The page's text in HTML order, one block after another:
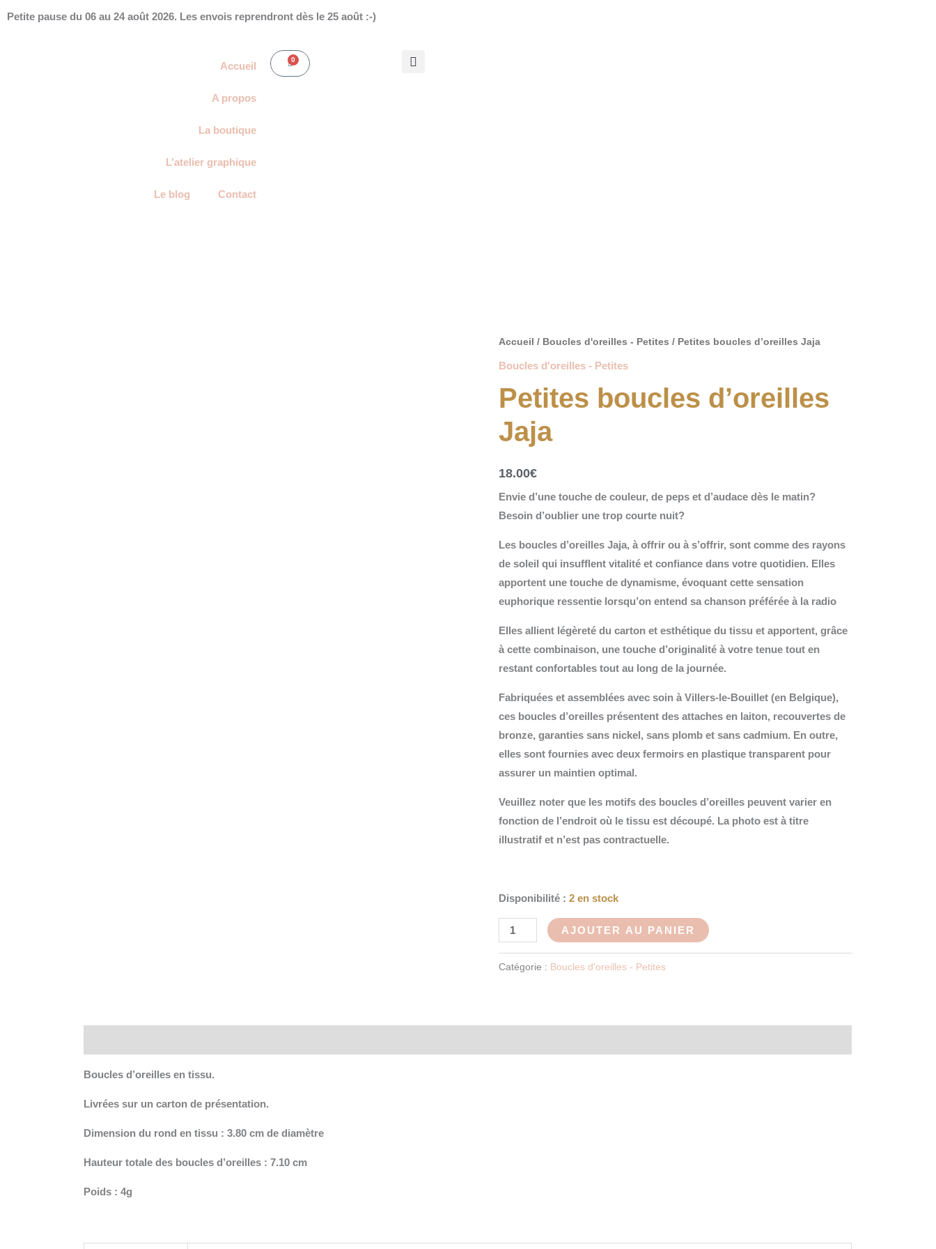
Petite pause du 06 au 24 août 2026. Les envois reprendront dès le 25 août :-)
Accueil
A propos
La boutique
L’atelier graphique
Le blog Contact
0
Panier
Accueil / Boucles d'oreilles - Petites / Petites boucles d’oreilles Jaja
Boucles d'oreilles - Petites
Petites boucles d’oreilles
Jaja
18.00€
Envie d’une touche de couleur, de peps et d’audace dès le matin?
Besoin d’oublier une trop courte nuit?
Les boucles d’oreilles Jaja, à offrir ou à s’offrir, sont comme des rayons
de soleil qui insufflent vitalité et confiance dans votre quotidien. Elles
apportent une touche de dynamisme, évoquant cette sensation
euphorique ressentie lorsqu’on entend sa chanson préférée à la radio
Elles allient légèreté du carton et esthétique du tissu et apportent, grâce
à cette combinaison, une touche d’originalité à votre tenue tout en
restant confortables tout au long de la journée.
Fabriquées et assemblées avec soin à Villers-le-Bouillet (en Belgique),
ces boucles d’oreilles présentent des attaches en laiton, recouvertes de
bronze, garanties sans nickel, sans plomb et sans cadmium. En outre,
elles sont fournies avec deux fermoirs en plastique transparent pour
assurer un maintien optimal.
Veuillez noter que les motifs des boucles d’oreilles peuvent varier en
fonction de l’endroit où le tissu est découpé. La photo est à titre
illustratif et n’est pas contractuelle.
Disponibilité : 2 en stock
quantité
de
boucles
Jaja
AJOUTER AU PANIER
Catégorie : Boucles d'oreilles - Petites
Boucles d’oreilles en tissu.
Livrées sur un carton de présentation.
Dimension du rond en tissu : 3.80 cm de diamètre
Hauteur totale des boucles d’oreilles : 7.10 cm
Poids : 4g